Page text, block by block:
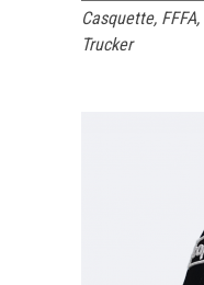
Casquette, FFFA,
Trucker